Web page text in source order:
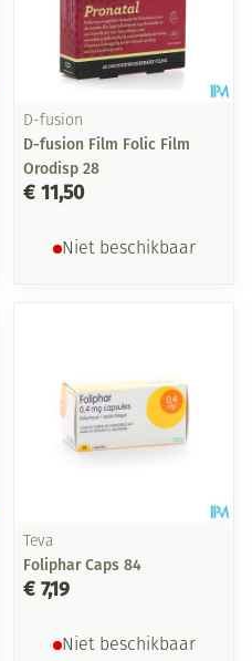
D-fusion
D-fusion Film Folic Film
Orodisp 28
€ 11,50
Niet beschikbaar
Teva
Foliphar Caps 84
€ 7,19
Niet beschikbaar